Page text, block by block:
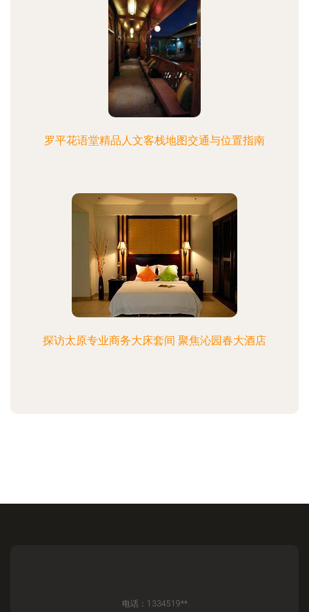
罗平花语堂精品人文客栈地图交通与位置指南
探访太原专业商务大床套间 聚焦沁园春大酒店
电话：1334519**